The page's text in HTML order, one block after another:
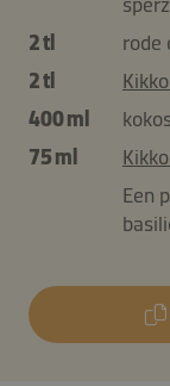
2 tl
rode
2 tl
400 ml
75 ml
Een